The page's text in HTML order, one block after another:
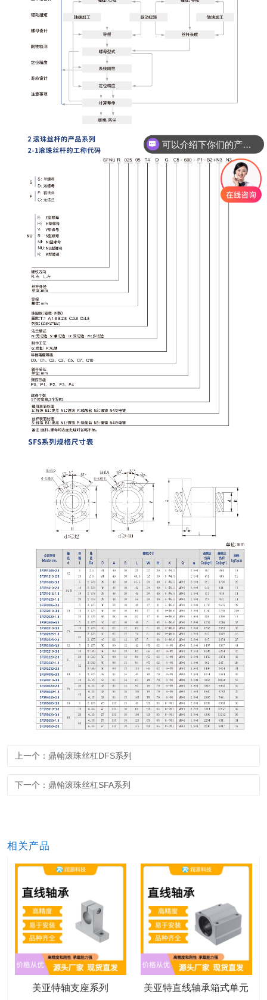
上一个：鼎翰滚珠丝杠DFS系列
下一个：鼎翰滚珠丝杠SFA系列
相关产品
美亚特轴支座系列 美亚特直线轴承箱式单元
可以介绍下你们的产品么